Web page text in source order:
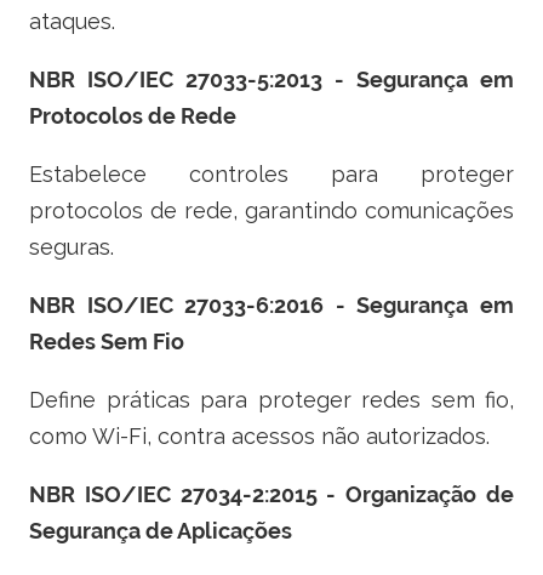
ataques.
NBR ISO/IEC 27033-5:2013 - Segurança em
Protocolos de Rede
Estabelece controles para proteger
protocolos de rede, garantindo comunicações
seguras.
NBR ISO/IEC 27033-6:2016 - Segurança em
Redes Sem Fio
Define práticas para proteger redes sem fio,
como Wi-Fi, contra acessos não autorizados.
NBR ISO/IEC 27034-2:2015 - Organização de
Segurança de Aplicações